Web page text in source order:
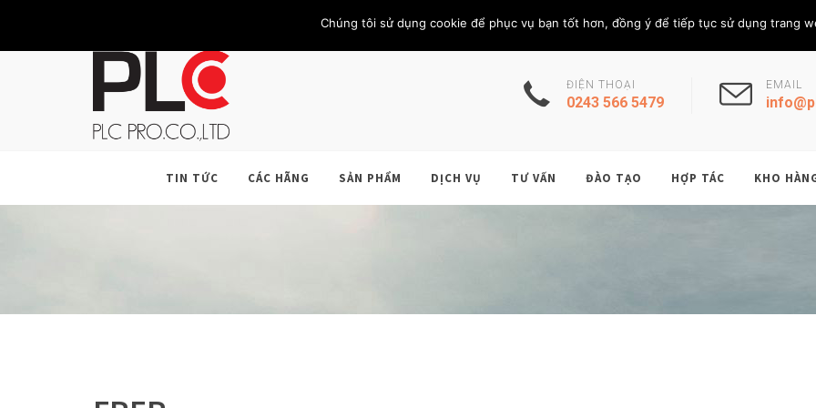
KHÁCH HÀNG LIÊN HỆ THÀNH VIÊN Thứ Năm, 6/8/
ĐIỆN THOẠI
0243 566 5479
EMAIL
TIN TỨC CÁC HÃNG SẢN PHẨM DỊCH VỤ TƯ VẤN ĐÀO TẠO HỢP TÁC KHO
Chúng tôi sử dụng cookie để phục vụ bạn tốt hơn, đồng ý để tiếp tục sử dụng trang